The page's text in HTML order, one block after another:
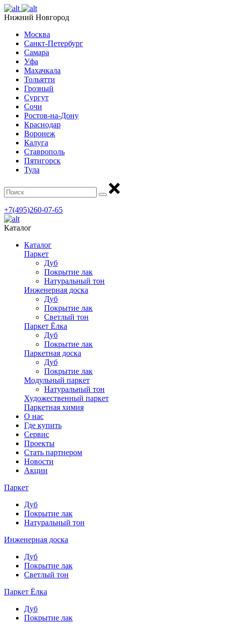
Нижний Новгород
Москва
Санкт-Петербург
Самара
Уфа
Махачкала
Тольятти
Грозный
Сургут
Сочи
Ростов-на-Дону
Краснодар
Воронеж
Калуга
Ставрополь
Пятигорск
Тула
+7(495)260-07-65
Каталог
Каталог
Паркет
Дуб
Покрытие лак
Натуральный тон
Инженерная доска
Дуб
Покрытие лак
Светлый тон
Паркет Ёлка
Дуб
Покрытие лак
Паркетная доска
Дуб
Покрытие лак
Модульный паркет
Натуральный тон
Художественный паркет
Паркетная химия
О нас
Где купить
Сервис
Проекты
Стать партнером
Новости
Акции
Паркет
Дуб
Покрытие лак
Натуральный тон
Инженерная доска
Дуб
Покрытие лак
Светлый тон
Паркет Ёлка
Дуб
Покрытие лак